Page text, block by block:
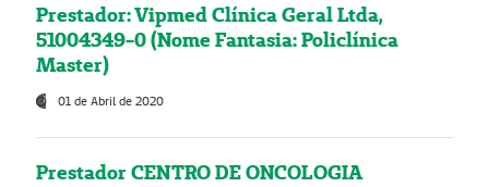
Prestador: Vipmed Clínica Geral Ltda,
51004349-0 (Nome Fantasia: Policlínica
Master)
01 de Abril de 2020
Prestador CENTRO DE ONCOLOGIA